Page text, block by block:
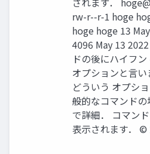
rw-r--r-1 hoge
hoge hoge 13
4096 May 13
ドの後にハイフ
オプションと言
どういう オプシ
般的なコマンド
で詳細． コマン
表示されます．